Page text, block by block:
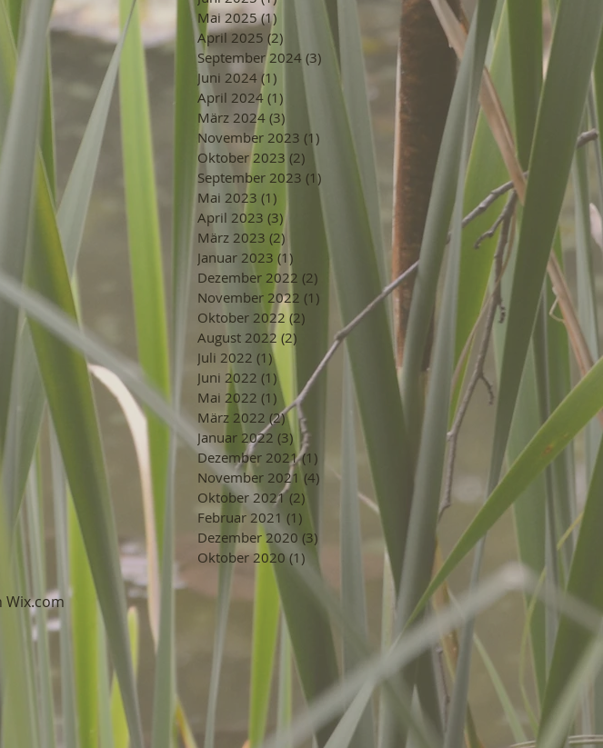
Mai 2025 (1) 1 Beitrag
April 2025 (2) 2 Beiträge
September 2024 (3) 3 Beiträge
Juni 2024 (1)
April 2024 (1)
März 2024 (3) 3 Beiträge
November 2023 (1)
Oktober 2023 (2) 2 Beiträge
September 2023 (1) 1 Beitrag
Mai 2023 (1)
April 2023 (3)3 Beiträge
März 2023 (2) 2 Beiträge
Januar 2023 (1)
Dezember 2022 (2)
November 2022 (1) 1 Beitrag
Oktober 2022 (2) 2 Beiträge
August 2022 (2) 2 Beiträge
Juli 2022 (1)1 Beitrag
Juni 2022 (1)1 Beitrag
Mai 2022 (1) 1 Beitrag
März 2022 (2)2 Beiträge
Januar 2022 (3)3 Beiträge
Dezember 2021 (1) 1 Beitrag
November 2021 (4) 4 Beiträge
Oktober 2021 (2) 2 Beiträge
Februar 2021 (1)
Dezember 2020 (3)
Oktober 2020 (1)
Proudly created with Wix.com